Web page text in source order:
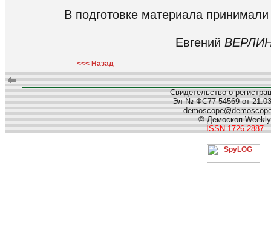
В подготовке материала
Евгений
<<< Назад
Свидетельство о
Эл № ФС77-54569 от
© Демоскоп Weekly
ISSN 1726-2887